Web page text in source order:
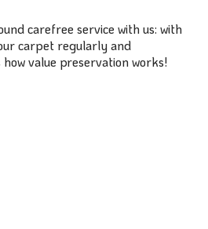
carefree service with us: with
carpet regularly and
value preservation works!